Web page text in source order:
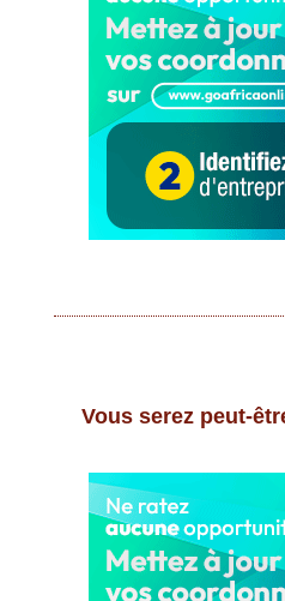
Vous serez peut-